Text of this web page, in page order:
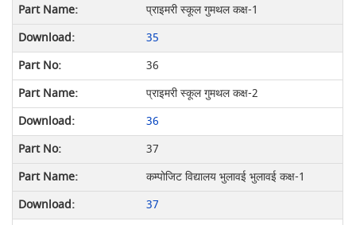
प्राइमरी स्कूल गुमथल कक्ष-1
35
36
प्राइमरी स्कूल गुमथल कक्ष-2
36
37
कम्पोजिट विद्यालय भुलावई भुलावई कक्ष-1
37